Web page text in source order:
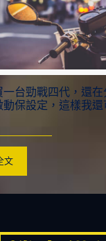
台勁戰四代，還
保設定，這樣我
文